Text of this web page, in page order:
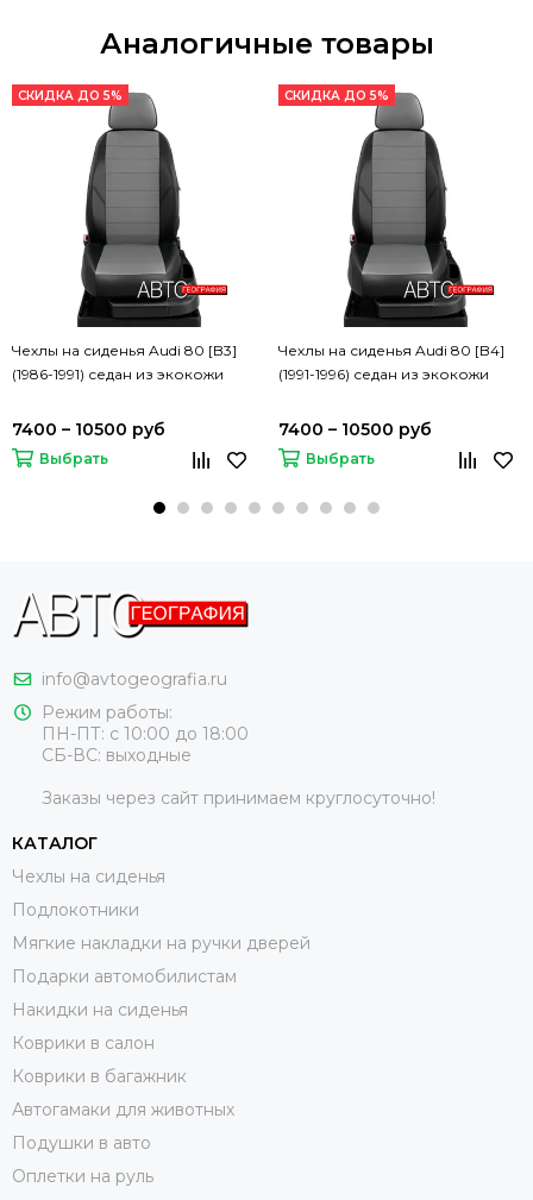
Аналогичные товары
СКИДКА ДО 5%
Чехлы на сиденья Audi 80 [B3]
(1986-1991) седан из экокожи
7400 – 10500 руб
Выбрать
СКИДКА ДО 5%
Чехлы на сиденья Audi 80 [B4]
(1991-1996) седан из экокожи
7400 – 10500 руб
Выбрать
info@avtogeografia.ru
Режим работы:
ПН-ПТ: с 10:00 до 18:00
СБ-ВС: выходные
Заказы через сайт принимаем круглосуточно!
КАТАЛОГ
Чехлы на сиденья
Подлокотники
Мягкие накладки на ручки дверей
Подарки автомобилистам
Накидки на сиденья
Коврики в салон
Коврики в багажник
Автогамаки для животных
Подушки в авто
Оплетки на руль